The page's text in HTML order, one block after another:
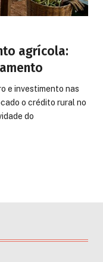
agrícola:
e investimento nas
o crédito rural no
do